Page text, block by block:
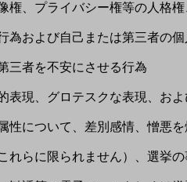
権、プライバシー権等の人格
為および自己または第三者の
三者を不安にさせる行為
表現、グロテスクな表現、お
性について、差別感情、憎悪
れらに限られません）、選挙